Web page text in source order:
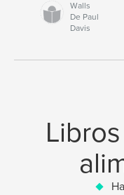
Walls
De Paul
Davis